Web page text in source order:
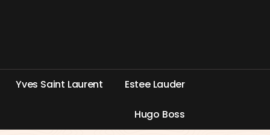
Yves Saint Laurent Estee Lauder
Hugo Boss